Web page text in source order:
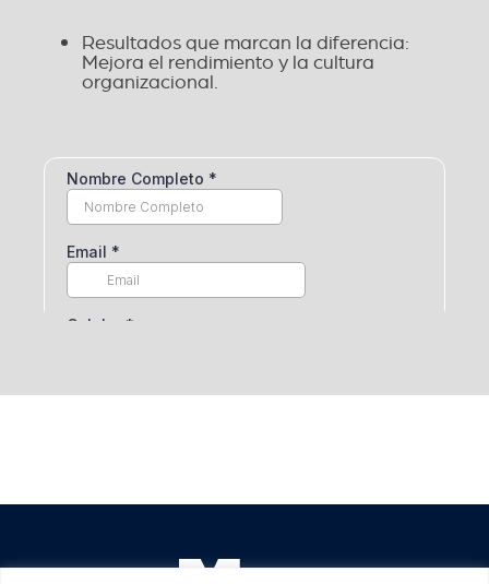
Resultados que marcan la diferencia:
Mejora el rendimiento y la cultura
organizacional.